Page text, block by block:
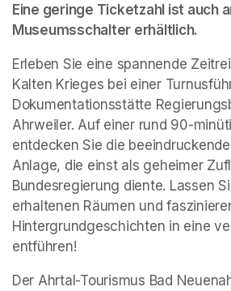
Eine geringe Ticketzahl ist auch
Museumsschalter erhältlich.
Erleben Sie eine spannende
Kalten Krieges bei einer
Dokumentationsstätte
Ahrweiler. Auf einer rund 90-
entdecken Sie die
Anlage, die einst als geheimer
Bundesregierung diente. Lassen
erhaltenen Räumen und
Hintergrundgeschichten in eine
entführen!
Der Ahrtal-Tourismus Bad